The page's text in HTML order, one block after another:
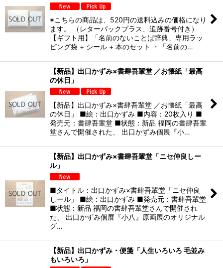
※こちらの商品は、520円の送料込みの価格になり
ます。 （レターパックプラス、追跡番号付き）
【ギフト用】「名前のないことば辞典」専用ラッ
ピング袋 + シール + 本のセット ・「名前の…
【新品】出口かずみ×書肆吾輩堂 ／お懐紙「最高
の休日」
【新品】出口かずみ×書肆吾輩堂 ／お懐紙「最高
の休日」 ■絵：出口かずみ ■内容：20枚入り ■
発売元：書肆吾輩堂 ■状態：新品 福岡の書肆吾輩
堂さんで開催された、 出口かずみ個展『小…
【新品】出口かずみ×書肆吾輩堂「ニセ仲良しー
ル」
■タイトル：出口かずみ×書肆吾輩堂「ニセ仲良
しール」 ■絵：出口かずみ ■発売元：書肆吾輩堂
■状態：新品 福岡の書肆吾輩堂さんで開催され
た、 出口かずみ個展『小八』原画展のオリジナル
グ…
【新品】出口かずみ・便箋「人生いろいろ 毛並み
もいろいろ」